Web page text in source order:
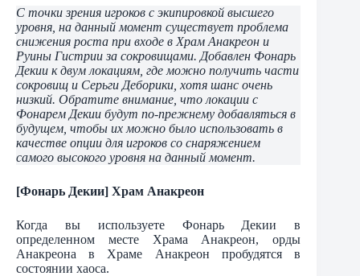
С точки зрения игроков с экипировкой высшего
уровня, на данный момент существует проблема
снижения роста при входе в Храм Анакреон и
Руины Гистрии за сокровищами. Добавлен Фонарь
Декии к двум локациям, где можно получить части
сокровищ и Серьги Деборики, хотя шанс очень
низкий. Обратите внимание, что локации с
Фонарем Декии будут по-прежнему добавляться в
будущем, чтобы их можно было использовать в
качестве опции для игроков со снаряжением
самого высокого уровня на данный момент.
[Фонарь Декии] Храм Анакреон
Когда вы используете Фонарь Декии в
определенном месте Храма Анакреон, орды
Анакреона в Храме Анакреон пробудятся в
состоянии хаоса.